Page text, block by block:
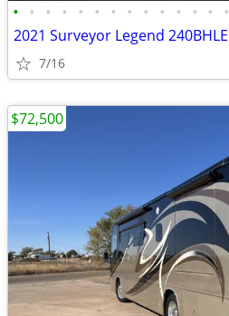
• • • • • • • • • • • • • •
2021 Surveyor Legend 240BHLE
7/16
$72,500